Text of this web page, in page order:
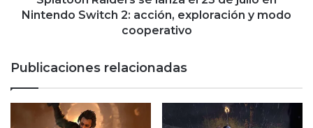
Switch
y
modo
cooperativo
Nintendo Switch 2: acción, exploración y modo
cooperativo
Publicaciones relacionadas